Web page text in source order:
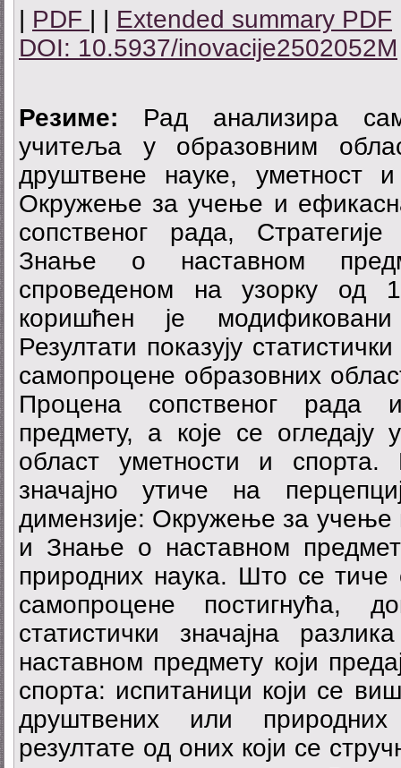
PDF Extended summary PDF
DOI: 10.5937/inovacije2502052M
Резиме: Рад анализира
учитеља у образовним
друштвене науке, уметност
Окружење за учење и
сопственог рада,
Знање о наставном
спроведеном на узорку од
коришћен је
Резултати показују
самопроцене образовних
Процена сопственог
предмету, а које се
област уметности и спорта.
значајно утиче на
димензије: Окружење за учење
и Знање о наставном
природних наука. Што се
самопроцене постигнућа,
статистички значајна
наставном предмету који
спорта: испитаници који се
друштвених или
резултате од оних који се